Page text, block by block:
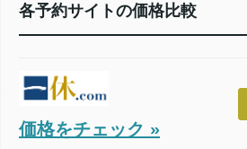
各予約サイトの価格比較
価格をチェック »